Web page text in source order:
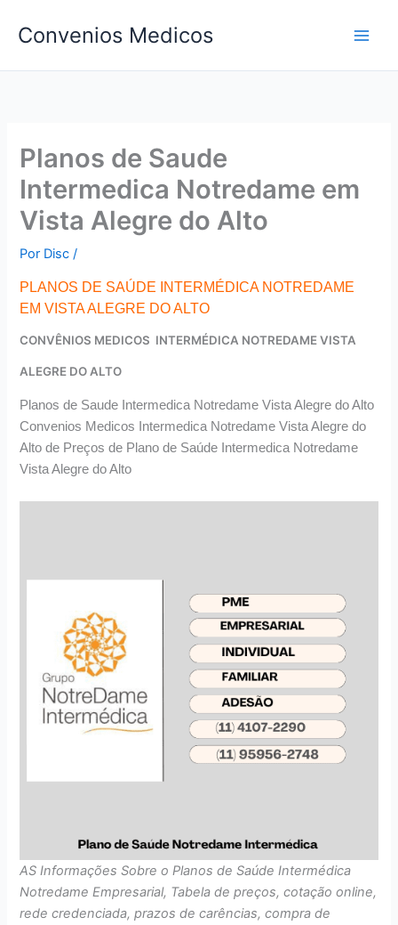
para
conteúdo
Convenios Medicos
Planos de Saude
Intermedica Notredame em
Vista Alegre do Alto
Por Disc/
PLANOS DE SAÚDE INTERMÉDICA NOTREDAME
EM VISTA ALEGRE DO ALTO
CONVÊNIOS MEDICOS INTERMÉDICA NOTREDAME VISTA
ALEGRE DO ALTO
Planos de Saude Intermedica Notredame Vista Alegre do Alto
Convenios Medicos Intermedica Notredame Vista Alegre do
Alto de Preços de Plano de Saúde Intermedica Notredame
Vista Alegre do Alto
AS Informações Sobre o Planos de Saúde Intermédica
Notredame Empresarial, Tabela de preços, cotação online,
rede credenciada, prazos de carências, compra de